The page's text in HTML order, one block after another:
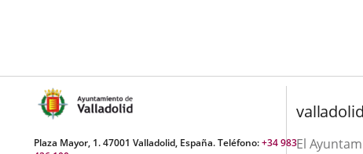
Plaza Mayor, 1. 47001 Valladolid, España. Teléfono:+34 983El